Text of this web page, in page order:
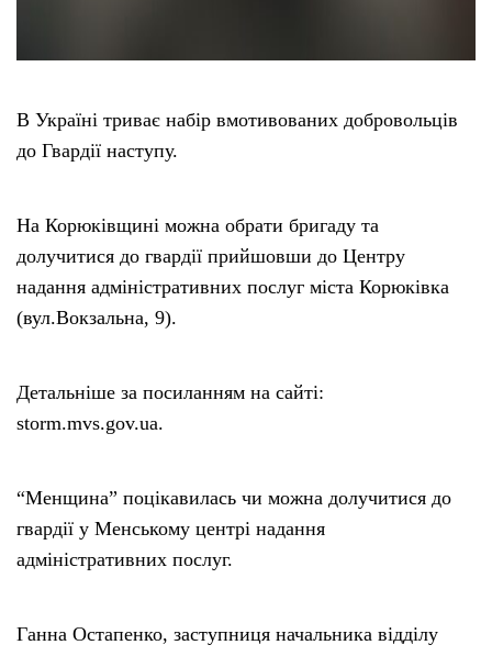
В Україні триває набір вмотивованих добровольців
до Гвардії наступу.
На Корюківщині можна обрати бригаду та
долучитися до гвардії прийшовши до Центру
надання адміністративних послуг міста Корюківка
(вул.Вокзальна, 9).
Детальніше за посиланням на сайті:
storm.mvs.gov.ua.
“Менщина” поцікавилась чи можна долучитися до
гвардії у Менському центрі надання
адміністративних послуг.
Ганна Остапенко, заступниця начальника відділу